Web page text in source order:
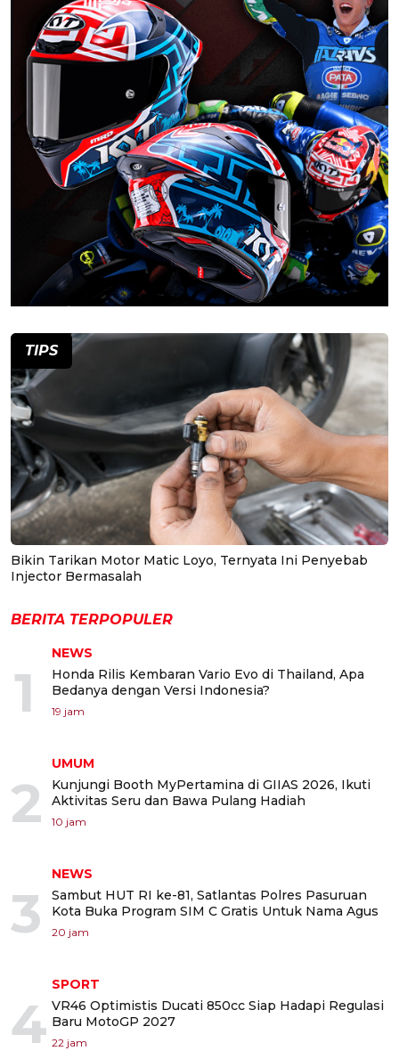
TIPS
Bikin Tarikan Motor Matic Loyo, Ternyata Ini Penyebab
Injector Bermasalah
BERITA TERPOPULER
1
NEWS
Honda Rilis Kembaran Vario Evo di Thailand, Apa
Bedanya dengan Versi Indonesia?
19 jam
2
UMUM
Kunjungi Booth MyPertamina di GIIAS 2026, Ikuti
Aktivitas Seru dan Bawa Pulang Hadiah
10 jam
3
NEWS
Sambut HUT RI ke-81, Satlantas Polres Pasuruan
Kota Buka Program SIM C Gratis Untuk Nama Agus
20 jam
4
SPORT
VR46 Optimistis Ducati 850cc Siap Hadapi Regulasi
Baru MotoGP 2027
22 jam